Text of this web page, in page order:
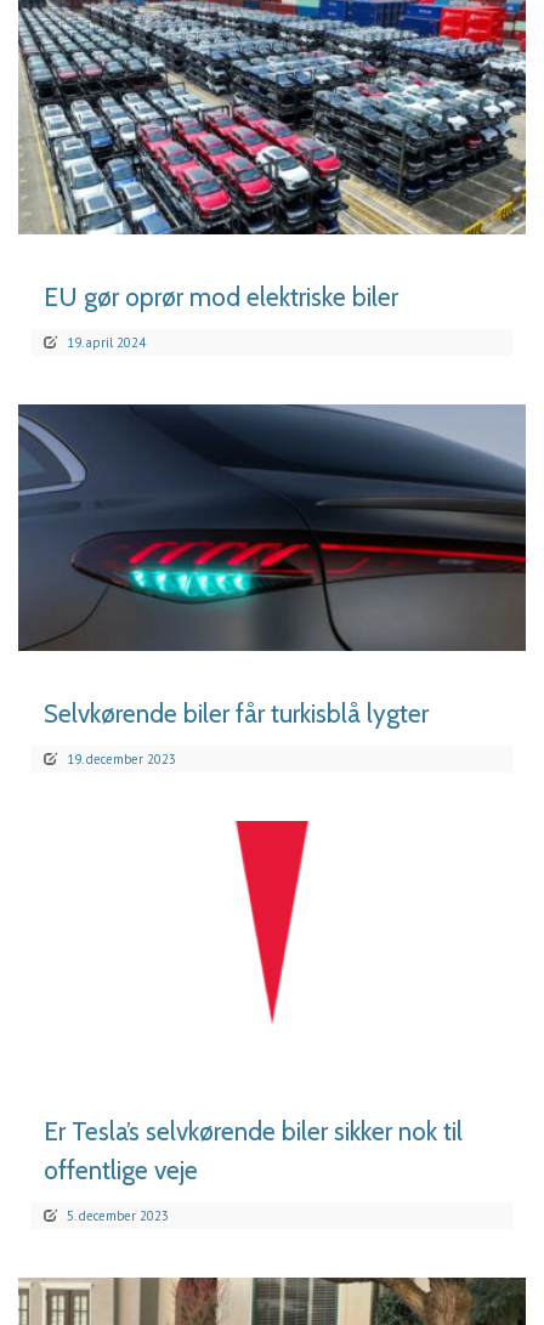
LÆS MERE
EU gør oprør mod elektriske biler
19. april 2024
Selvkørende biler får turkisblå lygter
19. december 2023
Er Tesla’s selvkørende biler sikker nok til
offentlige veje
5. december 2023